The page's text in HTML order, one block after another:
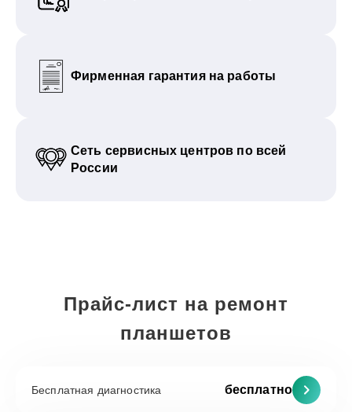
Фирменная гарантия на работы
Сеть сервисных центров по всей
России
Прайс-лист на ремонт
планшетов
Бесплатная диагностика бесплатно